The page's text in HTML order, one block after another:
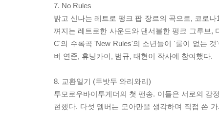
7. No Rules
밝고 신나는 레트로 펑크 팝 장르의 곡으로, 코로
껴지는 레트로한 사운드와 댄서블한 펑크 그루브,
C'의 수록곡 'New Rules'의 소년들이 '룰이 없는
버 연준, 휴닝카이, 범규, 태현이 작사에 참여했다.
8. 교환일기 (두밧두 와리와리)
투모로우바이투게더의 첫 팬송. 이들은 서로의 감
현했다. 다섯 멤버는 모아만을 생각하며 직접 쓴